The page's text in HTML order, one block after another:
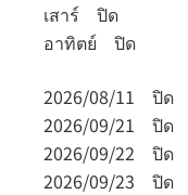
เสาร์ ปิด
อาทิตย์ ปิด
2026/08/11 ปิด
2026/09/21 ปิด
2026/09/22 ปิด
2026/09/23 ปิด